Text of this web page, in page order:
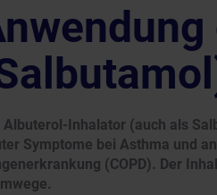
Albuterol-Inhalator (auch als
Symptome bei Asthma und
(COPD). Der